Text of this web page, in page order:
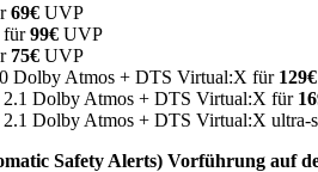
69€ UVP
für99€ UVP
75€ UVP
Dolby Atmos + DTS Virtual:X für 129€
2.1 Dolby Atmos + DTS Virtual:X für
2.1 Dolby Atmos + DTS Virtual:X
Safety Alerts) Vorführung auf